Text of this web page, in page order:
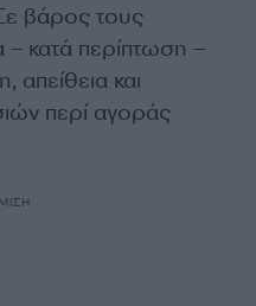
βάρος τους
– κατά περίπτωση –
απείθεια και
περί αγοράς